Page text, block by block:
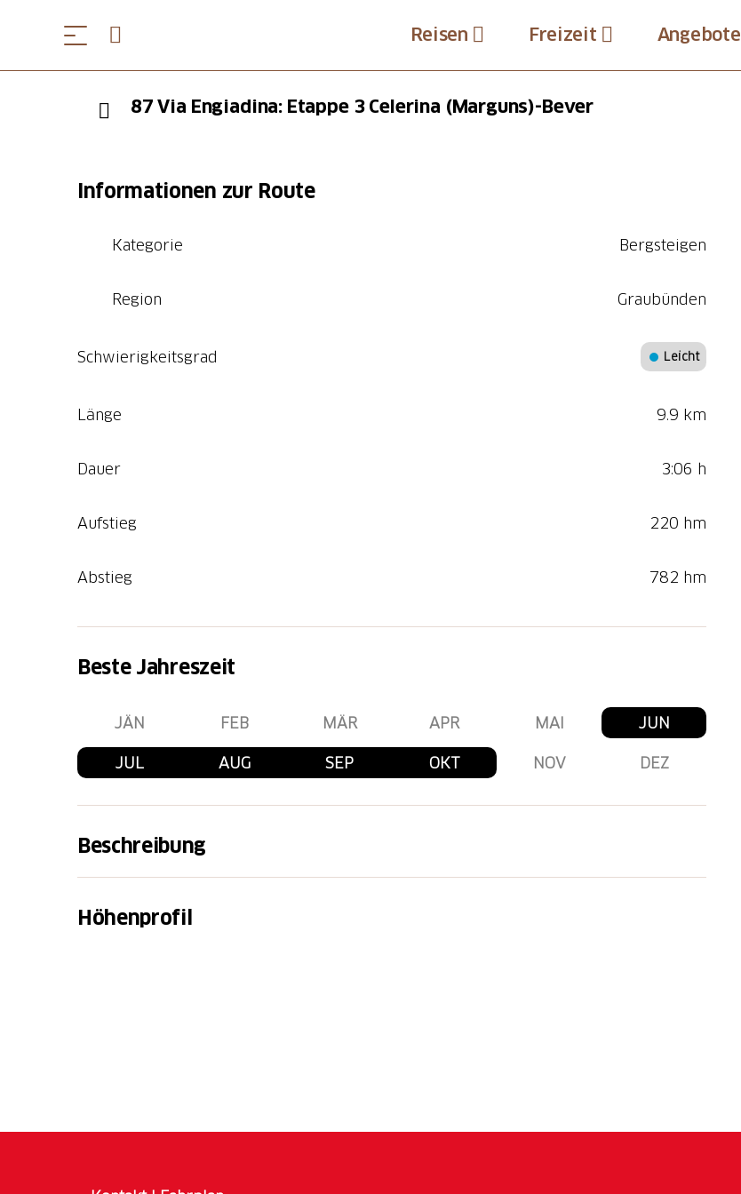
Reisen Freizeit Angebote
87 Via Engiadina: Etappe 3 Celerina (Marguns)-Bever
Informationen zur Route
Kategorie Bergsteigen
Region Graubünden
Schwierigkeitsgrad Leicht
Länge 9.9 km
Dauer 3:06 h
Aufstieg 220 hm
Abstieg 782 hm
Beste Jahreszeit
JÄN FEB MÄR APR MAI JUN
JUL AUG SEP OKT NOV DEZ
Beschreibung
zuerst auf dem aussichtsreichen Höhenweg Munt da la Bês-cha entlang des Piz Padella
führt. Was für ein traumhaftes Panorama ... gönnen Sie sich eine Pause, denn Sie
Höhenprofil